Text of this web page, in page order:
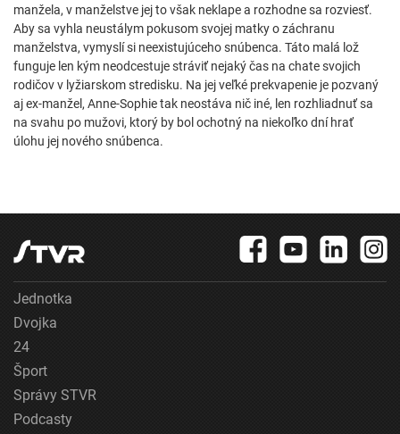
manžela, v manželstve jej to však neklape a rozhodne sa rozviesť.
Aby sa vyhla neustálym pokusom svojej matky o záchranu
manželstva, vymyslí si neexistujúceho snúbenca. Táto malá lož
funguje len kým neodcestuje stráviť nejaký čas na chate svojich
rodičov v lyžiarskom stredisku. Na jej veľké prekvapenie je pozvaný
aj ex-manžel, Anne-Sophie tak neostáva nič iné, len rozhliadnuť sa
na svahu po mužovi, ktorý by bol ochotný na niekoľko dní hrať
úlohu jej nového snúbenca.
Jednotka
Dvojka
24
Šport
Správy STVR
Podcasty